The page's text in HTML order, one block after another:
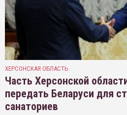
ХЕРСОНСКАЯ ОБЛАСТЬ
Часть Херсонской
передать Беларуси для
санаториев